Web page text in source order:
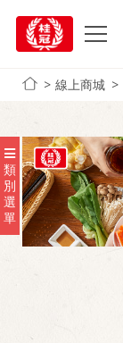
線上商城
類
別
選
單